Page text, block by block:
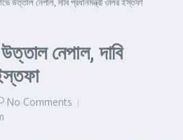
নেপাল, দাবি
No Comments